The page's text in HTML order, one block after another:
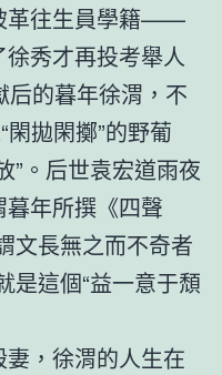
革往生員學籍——
秀才再投考舉人
后的暮年徐渭，不
閑拋閑擲”的野葡
”。后世袁宏道雨夜
年所撰《四聲
文長無之而不奇者
是這個“益一意于頹
，徐渭的人生在